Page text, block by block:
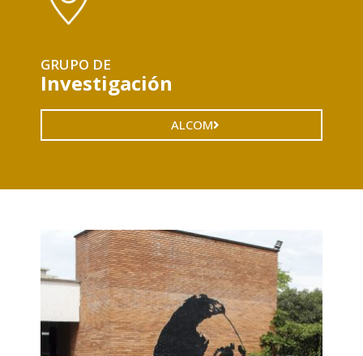
GRUPO DE
Investigación
ALCOM